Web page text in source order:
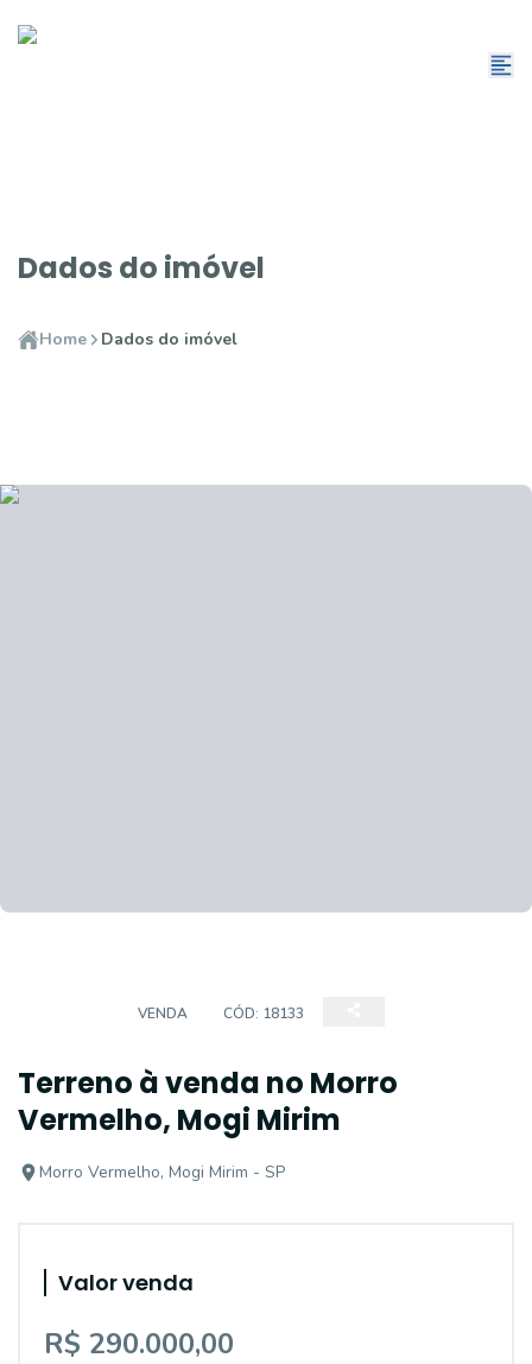
Dados do imóvel
Home Dados do imóvel
VENDA CÓD: 18133
Terreno à venda no Morro
Vermelho, Mogi Mirim
Morro Vermelho, Mogi Mirim - SP
Valor venda
R$ 290.000,00